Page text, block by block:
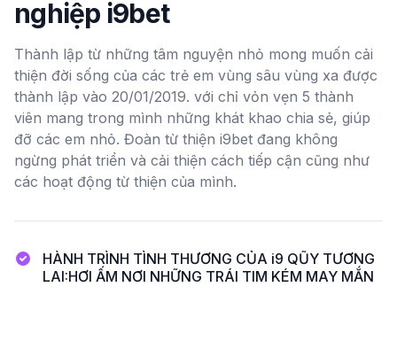
nghiệp i9bet
Thành lập từ những tâm nguyện nhỏ mong muốn cải
thiện đời sống của các trẻ em vùng sâu vùng xa được
thành lập vào 20/01/2019. với chỉ vỏn vẹn 5 thành
viên mang trong mình những khát khao chia sẻ, giúp
đỡ các em nhỏ. Đoàn từ thiện i9bet đang không
ngừng phát triển và cải thiện cách tiếp cận cũng như
các hoạt động từ thiện của mình.
HÀNH TRÌNH TÌNH THƯƠNG CỦA i9 QŨY TƯƠNG
LAI:HƠI ẤM NƠI NHỮNG TRÁI TIM KÉM MAY MẮN